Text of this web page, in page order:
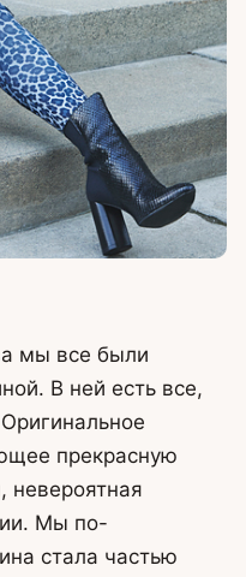
мы все были
В ней есть все,
прекрасную
невероятная
Мы по-
стала частью